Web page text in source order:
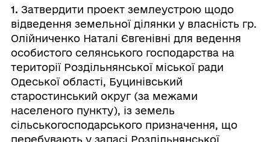
1. Затвердити проект землеустрою щодо
відведення земельної ділянки у власність гр.
Олійниченко Наталі Євгенівні для ведення
особистого селянського господарства на
території Роздільнянської міської ради
Одеської області, Буцинівський
старостинський округ (за межами
населеного пункту), із земель
сільськогосподарського призначення, що
перебувають у запасі Роздільнянської